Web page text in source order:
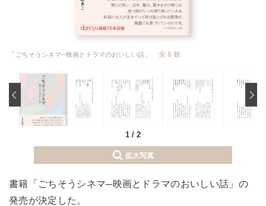
「ごちそうシネマ─映画とドラマのおいしい話」 全 8 枚
1 / 2
‹
拡大写真
書籍「ごちそうシネマ─映画とドラマのおいしい話」の
発売が決定した。